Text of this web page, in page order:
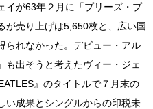
イが63年２月に「プリーズ・プ
が売り上げは5,650枚と、広い国
られなかった。デビュー・アル
も出そうと考えたヴィー・ジェ
』のタイトルで７月末の
い成果とシングルからの印税未